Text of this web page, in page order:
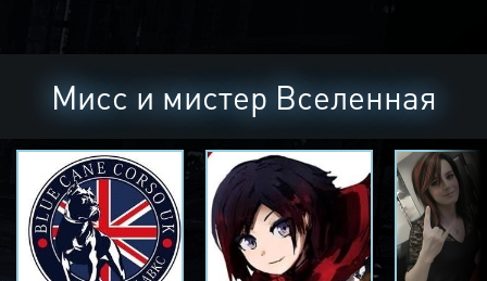
Мисс и мистер Вселенная